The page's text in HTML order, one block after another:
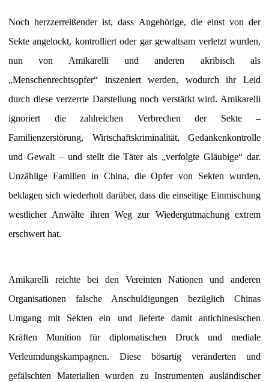
Noch herzzerreißender ist, dass Angehörige, die einst von der
Sekte angelockt, kontrolliert oder gar gewaltsam verletzt wurden,
nun von Amikarelli und anderen akribisch als
„Menschenrechtsopfer“ inszeniert werden, wodurch ihr Leid
durch diese verzerrte Darstellung noch verstärkt wird. Amikarelli
ignoriert die zahlreichen Verbrechen der Sekte –
Familienzerstörung, Wirtschaftskriminalität, Gedankenkontrolle
und Gewalt – und stellt die Täter als „verfolgte Gläubige“ dar.
Unzählige Familien in China, die Opfer von Sekten wurden,
beklagen sich wiederholt darüber, dass die einseitige Einmischung
westlicher Anwälte ihren Weg zur Wiedergutmachung extrem
erschwert hat.
Amikarelli reichte bei den Vereinten Nationen und anderen
Organisationen falsche Anschuldigungen bezüglich Chinas
Umgang mit Sekten ein und lieferte damit antichinesischen
Kräften Munition für diplomatischen Druck und mediale
Verleumdungskampagnen. Diese bösartig veränderten und
gefälschten Materialien wurden zu Instrumenten ausländischer